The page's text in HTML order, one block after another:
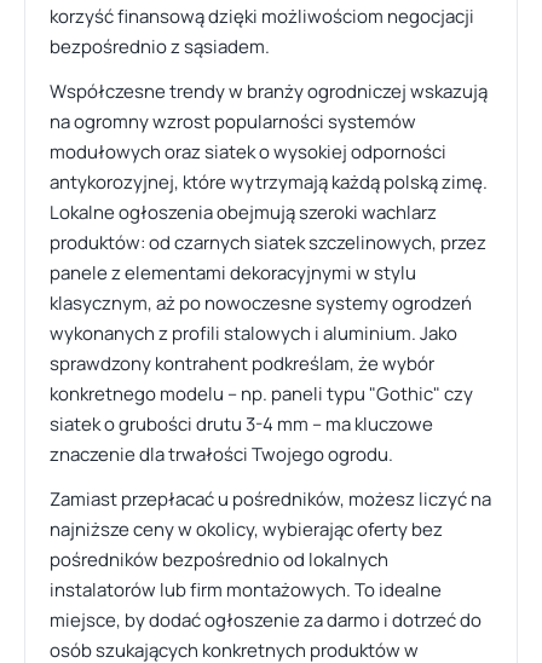
korzyść finansową dzięki możliwościom negocjacji
bezpośrednio z sąsiadem.
Współczesne trendy w branży ogrodniczej wskazują
na ogromny wzrost popularności systemów
modułowych oraz siatek o wysokiej odporności
antykorozyjnej, które wytrzymają każdą polską zimę.
Lokalne ogłoszenia obejmują szeroki wachlarz
produktów: od czarnych siatek szczelinowych, przez
panele z elementami dekoracyjnymi w stylu
klasycznym, aż po nowoczesne systemy ogrodzeń
wykonanych z profili stalowych i aluminium. Jako
sprawdzony kontrahent podkreślam, że wybór
konkretnego modelu – np. paneli typu "Gothic" czy
siatek o grubości drutu 3-4 mm – ma kluczowe
znaczenie dla trwałości Twojego ogrodu.
Zamiast przepłacać u pośredników, możesz liczyć na
najniższe ceny w okolicy, wybierając oferty bez
pośredników bezpośrednio od lokalnych
instalatorów lub firm montażowych. To idealne
miejsce, by dodać ogłoszenie za darmo i dotrzeć do
osób szukających konkretnych produktów w